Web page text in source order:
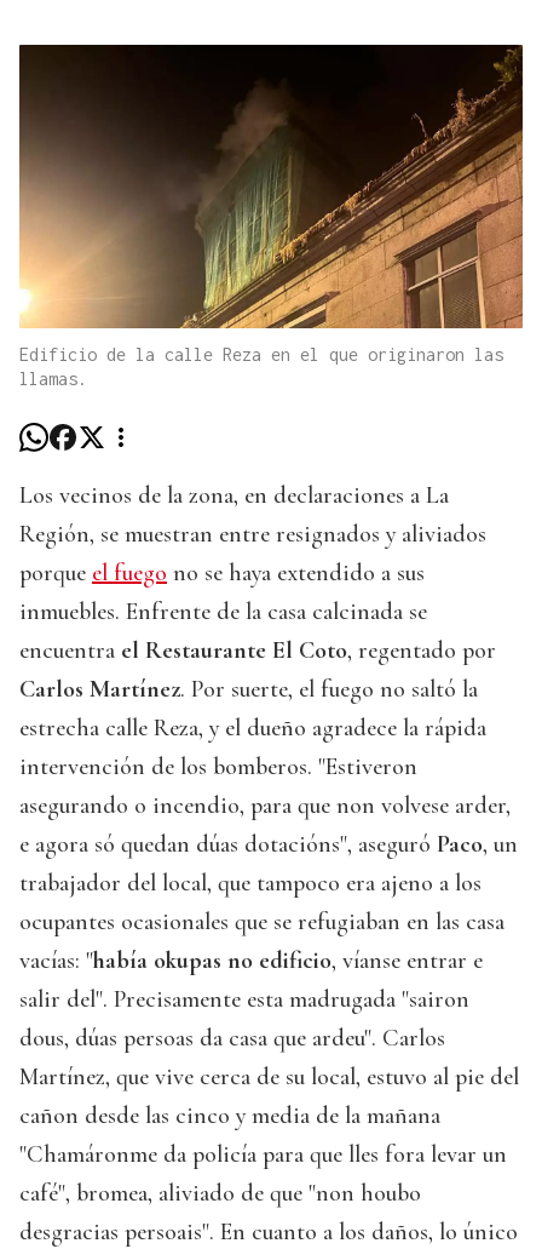
Edificio de la calle Reza en el que originaron las
llamas.
Los vecinos de la zona, en declaraciones a La
Región, se muestran entre resignados y aliviados
porque el fuego no se haya extendido a sus
inmuebles. Enfrente de la casa calcinada se
encuentra el Restaurante El Coto, regentado por
Carlos Martínez. Por suerte, el fuego no saltó la
estrecha calle Reza, y el dueño agradece la rápida
intervención de los bomberos. "Estiveron
asegurando o incendio, para que non volvese arder,
e agora só quedan dúas dotacións", aseguró Paco, un
trabajador del local, que tampoco era ajeno a los
ocupantes ocasionales que se refugiaban en las casa
vacías: "había okupas no edificio, víanse entrar e
salir del". Precisamente esta madrugada "sairon
dous, dúas persoas da casa que ardeu". Carlos
Martínez, que vive cerca de su local, estuvo al pie del
cañon desde las cinco y media de la mañana
"Chamáronme da policía para que lles fora levar un
café", bromea, aliviado de que "non houbo
desgracias persoais". En cuanto a los daños, lo único